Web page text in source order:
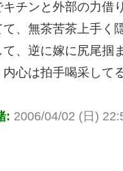
チンと外部の力借
、無茶苦茶上手く
、逆に嫁に尻尾掴
心は拍手喝采して
: 2006/04/02 (日)